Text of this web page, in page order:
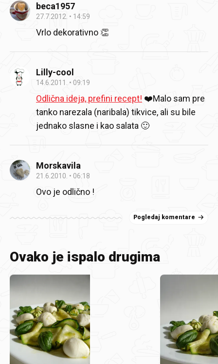
beca1957
27.7.2012. 14:59
Vrlo dekorativno 👏
Lilly-cool
14.6.2011. 09:19
Odlična ideja, prefini recept! ❤️Malo sam pre
tanko narezala (naribala) tikvice, ali su bile
jednako slasne i kao salata 🙂
Morskavila
21.6.2010. 06:18
Ovo je odlično !
Pogledaj komentare
Ovako je ispalo drugima